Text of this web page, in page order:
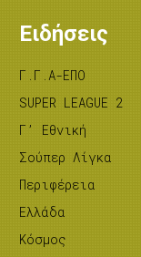
Ειδήσεις
Γ.Γ.Α-ΕΠΟ
SUPER LEAGUE 2
Γ’ Εθνική
Σούπερ Λίγκα
Περιφέρεια
Ελλάδα
Κόσμος